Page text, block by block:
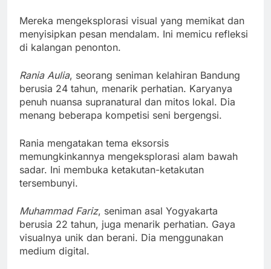
Mereka mengeksplorasi visual yang memikat dan
menyisipkan pesan mendalam. Ini memicu refleksi
di kalangan penonton.
Rania Aulia, seorang seniman kelahiran Bandung
berusia 24 tahun, menarik perhatian. Karyanya
penuh nuansa supranatural dan mitos lokal. Dia
menang beberapa kompetisi seni bergengsi.
Rania mengatakan tema eksorsis
memungkinkannya mengeksplorasi alam bawah
sadar. Ini membuka ketakutan-ketakutan
tersembunyi.
Muhammad Fariz, seniman asal Yogyakarta
berusia 22 tahun, juga menarik perhatian. Gaya
visualnya unik dan berani. Dia menggunakan
medium digital.